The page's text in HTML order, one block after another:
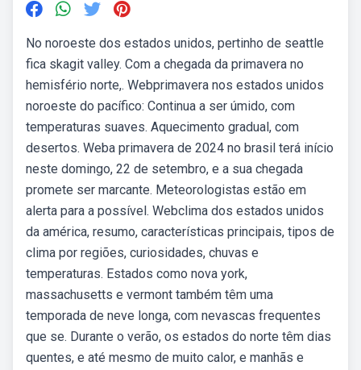
No noroeste dos estados unidos, pertinho de seattle
fica skagit valley. Com a chegada da primavera no
hemisfério norte,. Webprimavera nos estados unidos
noroeste do pacífico: Continua a ser úmido, com
temperaturas suaves. Aquecimento gradual, com
desertos. Weba primavera de 2024 no brasil terá início
neste domingo, 22 de setembro, e a sua chegada
promete ser marcante. Meteorologistas estão em
alerta para a possível. Webclima dos estados unidos
da américa, resumo, características principais, tipos de
clima por regiões, curiosidades, chuvas e
temperaturas. Estados como nova york,
massachusetts e vermont também têm uma
temporada de neve longa, com nevascas frequentes
que se. Durante o verão, os estados do norte têm dias
quentes, e até mesmo de muito calor, e manhãs e